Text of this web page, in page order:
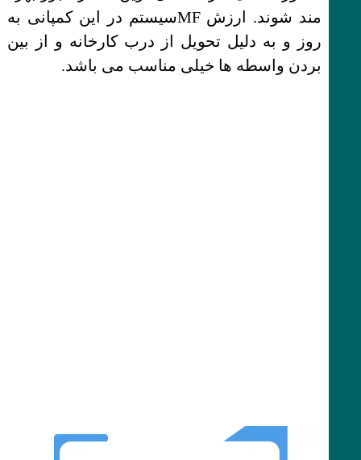
مند شوند. ارزش MFسیستم در این کمپانی به
روز و به دلیل تحویل از درب کارخانه و از بین
بردن واسطه ها خیلی مناسب می باشد.